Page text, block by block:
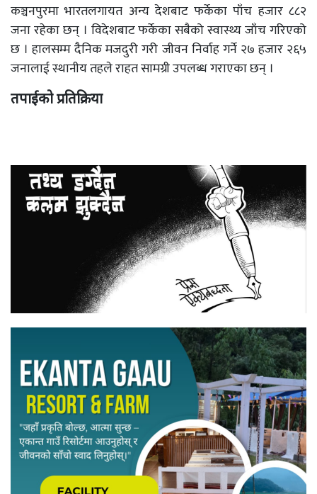
कञ्चनपुरमा भारतलगायत अन्य देशबाट फर्केका पाँच हजार ८८२
जना रहेका छन् । विदेशबाट फर्केका सबैको स्वास्थ्य जाँच गरिएको
छ । हालसम्म दैनिक मजदुरी गरी जीवन निर्वाह गर्ने २७ हजार २६५
जनालाई स्थानीय तहले राहत सामग्री उपलब्ध गराएका छन् ।
तपाईको प्रतिक्रिया